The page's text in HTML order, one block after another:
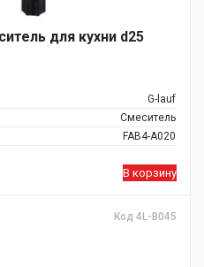
для кухни d25
G-lauf
Смеситель
FAB4-A020
В корзину
Код 4L-B045